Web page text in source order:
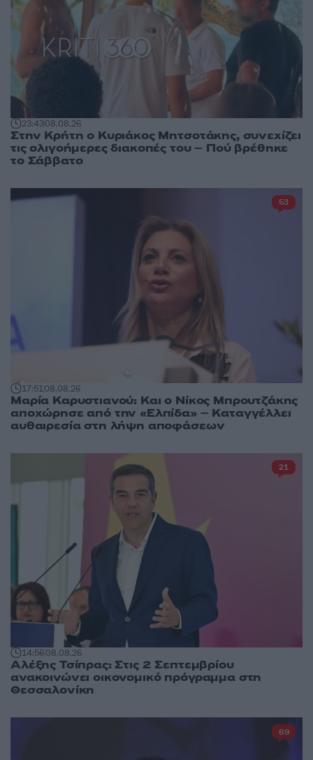
23:4308.08.26
Στην Κρήτη ο Κυριάκος Μητσοτάκης, συνεχίζει
τις ολιγοήμερες διακοπές του – Πού βρέθηκε
το Σάββατο
17:5108.08.26
Μαρία Καρυστιανού: Και ο Νίκος Μπρουτζάκης
αποχώρησε από την «Ελπίδα» – Καταγγέλλει
αυθαιρεσία στη λήψη αποφάσεων
53
14:5608.08.26
Αλέξης Τσίπρας: Στις 2 Σεπτεμβρίου
ανακοινώνει οικονομικό πρόγραμμα στη
Θεσσαλονίκη
21
69